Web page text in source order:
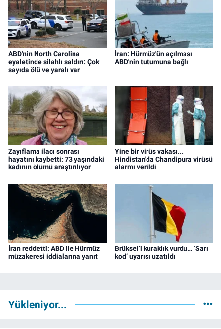
ABD'nin North Carolina
eyaletinde silahlı saldırı: Çok
sayıda ölü ve yaralı var
İran: Hürmüz'ün açılması
ABD'nin tutumuna bağlı
Zayıflama ilacı sonrası
hayatını kaybetti: 73 yaşındaki
kadının ölümü araştırılıyor
Yine bir virüs vakası...
Hindistan'da Chandipura virüsü
alarmı verildi
İran reddetti: ABD ile Hürmüz
müzakeresi iddialarına yanıt
Brüksel’i kuraklık vurdu… ‘Sarı
kod’ uyarısı uzatıldı
Yükleniyor...